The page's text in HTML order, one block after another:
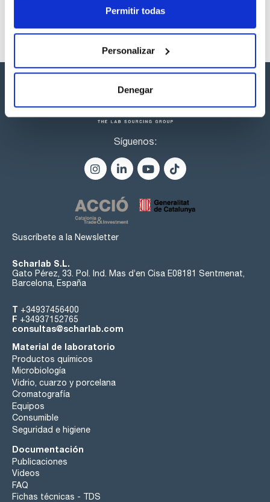
Permitir todas
Personalizar
Denegar
Síguenos:
Suscríbete a la Newsletter
Scharlab S.L.
Gato Pérez, 33. Pol. Ind. Mas d’en Cisa E08181 Sentmenat,
Barcelona, España
T +34937456400
F +34937152765
consultas@scharlab.com
Material de laboratorio
Productos químicos
Microbiología
Vidrio, cuarzo y porcelana
Cromatografía
Equipos
Consumible
Seguridad e higiene
Documentación
Publicaciones
Videos
FAQ
Fichas técnicas - TDS